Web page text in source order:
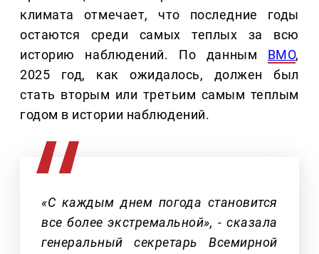
климата отмечает, что последние годы
остаются среди самых теплых за всю
историю наблюдений. По данным ВМО,
2025 год, как ожидалось, должен был
стать вторым или третьим самым теплым
годом в истории наблюдений.
«С каждым днем погода становится
все более экстремальной», - сказала
генеральный секретарь Всемирной